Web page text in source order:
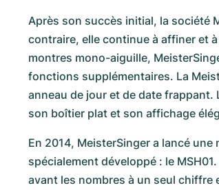
Après son succès initial, la société
contraire, elle continue à affiner et
montres mono-aiguille,
fonctions supplémentaires. La
anneau de jour et de date frappant.
son boîtier plat et son affichage
En 2014, MeisterSinger a lancé
spécialement développé : le
avant les nombres à un seul chiffre